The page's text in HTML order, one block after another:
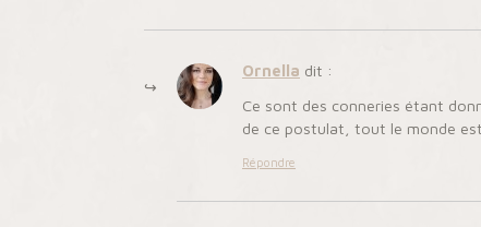
Ornella dit :
Ce sont des conneries étant
de ce postulat, tout le monde
Répondre